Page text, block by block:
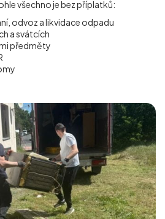
všechno je bez příplatků:
odvoz a likvidace odpadu
a svátcích
předměty